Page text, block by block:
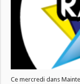
Ce mercredi dans